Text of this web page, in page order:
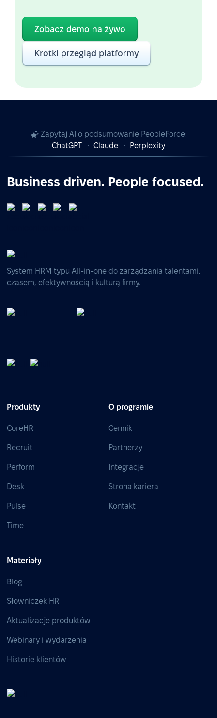
Zobacz demo na żywo
Krótki przegląd platformy
Zapytaj AI o podsumowanie PeopleForce:
ChatGPT
Claude Perplexity
Business driven. People focused.
System HRM typu All-in-one do zarządzania talentami,
czasem, efektywnością i kulturą firmy.
Produkty
CoreHR
Recruit
Perform
Desk
Pulse
Time
O programie
Cennik
Partnerzy
Integracje
Strona kariera
Kontakt
Materiały
Blog
Słowniczek HR
Aktualizacje produktów
Webinary i wydarzenia
Historie klientów